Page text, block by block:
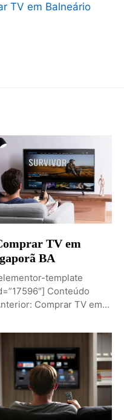
TV em Balneário
TV em
BA
template
Conteúdo
Comprar TV em
TV...